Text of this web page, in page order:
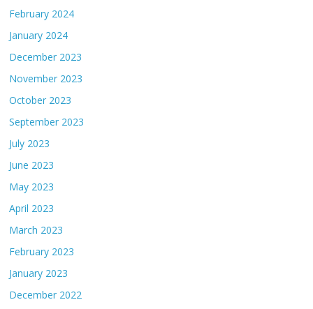
February 2024
January 2024
December 2023
November 2023
October 2023
September 2023
July 2023
June 2023
May 2023
April 2023
March 2023
February 2023
January 2023
December 2022